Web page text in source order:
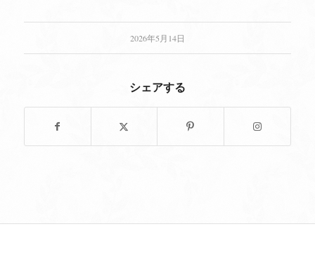
2026年5月14日
シェアする